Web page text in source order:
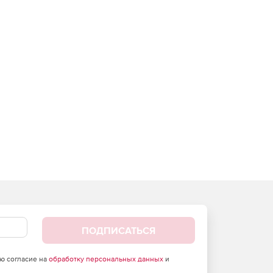
ПОДПИСАТЬСЯ
согласие на обработку персональных данныхи